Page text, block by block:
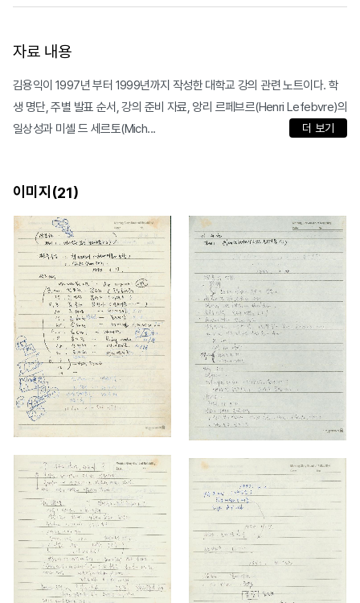
자료 내용
김용익이 1997년 부터 1999년까지 작성한 대학교 강의 관련 노트이다. 학
생 명단, 주별 발표 순서, 강의 준비 자료, 앙리 르페브르(Henri Lefebvre)의
일상성과 미셸 드 세르토(Mich...
더 보기
이미지(21)